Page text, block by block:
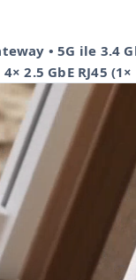
• 5G ile 3.4
4× 2.5 GbE RJ45